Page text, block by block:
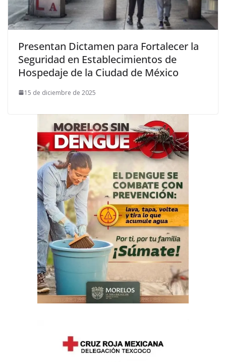
Presentan Dictamen para Fortalecer la
Seguridad en Establecimientos de
Hospedaje de la Ciudad de México
15 de diciembre de 2025